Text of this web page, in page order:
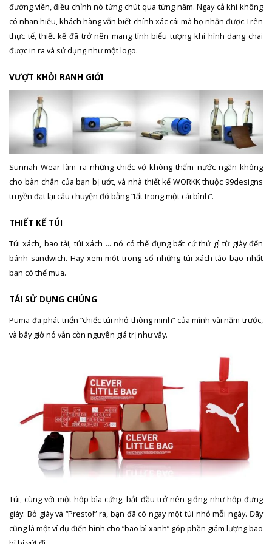
đường viền, điều chỉnh nó từng chút qua từng năm. Ngay cả khi không
có nhãn hiệu, khách hàng vẫn biết chính xác cái mà họ nhận được.Trên
thực tế, thiết kế đã trở nên mang tính biểu tượng khi hình dạng chai
được in ra và sử dụng như một logo.
VƯỢT KHỎI RANH GIỚI
Sunnah Wear làm ra những chiếc vớ không thấm nước ngăn không
cho bàn chân của bạn bị ướt, và nhà thiết kế WORKK thuộc 99designs
truyền đạt lại câu chuyện đó bằng “tất trong một cái bình”.
THIẾT KẾ TÚI
Túi xách, bao tải, túi xách … nó có thể đựng bất cứ thứ gì từ giày đến
bánh sandwich. Hãy xem một trong số những túi xách táo bạo nhất
bạn có thể mua.
TÁI SỬ DỤNG CHÚNG
Puma đã phát triển “chiếc túi nhỏ thông minh” của mình vài năm trước,
và bây giờ nó vẫn còn nguyên giá trị như vậy.
Túi, cùng với một hộp bìa cứng, bắt đầu trở nên giống như hộp đựng
giày. Bỏ giày và “Presto!” ra, bạn đã có ngay một túi nhỏ mỗi ngày. Đây
cũng là một ví dụ điển hình cho “bao bì xanh” góp phần giảm lượng bao